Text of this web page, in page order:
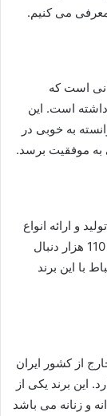
می کنیم.
است که
است. این
به خوبی در
به موفقیت برسد.
و ارائه انواع
اکسسوری ها است. این برند در اینستاگرام دارای 110 هزار دنبال
با این برند
از کشور ایران
این برند یکی از
و زنانه می باشد